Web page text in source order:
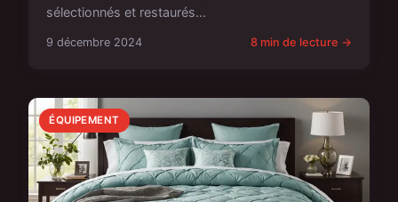
sélectionnés et restaurés...
9 décembre 2024 8 min de lecture →
ÉQUIPEMENT